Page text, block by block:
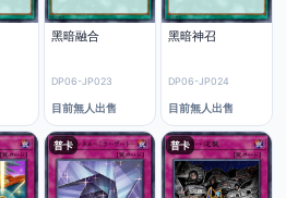
黑暗融合
DP06-JP023
目前無人出售
黑暗神召
DP06-JP024
目前無人出售
普卡 普卡